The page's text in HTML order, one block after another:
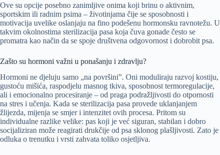
Ove su opcije posebno zanimljive onima koji brinu o aktivnim,
sportskim ili radnim psima – životinjama čije se sposobnosti i
motivacija uvelike oslanjaju na fino podešenu hormonsku ravnotežu. U
takvim okolnostima sterilizacija pasa koja čuva gonade često se
promatra kao način da se spoje društvena odgovornost i dobrobit psa.
Zašto su hormoni važni u ponašanju i zdravlju?
Hormoni ne djeluju samo „na površini”. Oni moduliraju razvoj kostiju,
gustoću mišića, raspodjelu masnog tkiva, sposobnost termoregulacije,
ali i emocionalno procesiranje – od praga podražljivosti do otpornosti
na stres i učenja. Kada se sterilizacija pasa provede uklanjanjem
žlijezda, mijenja se smjer i intenzitet ovih procesa. Pritom su
individualne razlike velike: pas koji je već siguran, stabilan i dobro
socijaliziran može reagirati drukčije od psa sklonog plašljivosti. Zato je
odluka o trenutku i vrsti zahvata toliko osjetljiva.